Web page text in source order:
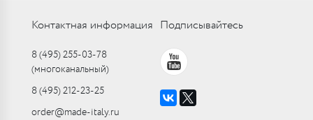
Контактная информация
8 (495) 255-03-78
(многоканальный)
8 (495) 212-23-25
order@made-italy.ru
Подписывайтесь